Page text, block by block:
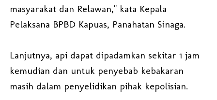
masyarakat dan Relawan," kata Kepala
Pelaksana BPBD Kapuas, Panahatan Sinaga.
Lanjutnya, api dapat dipadamkan sekitar 1 jam
kemudian dan untuk penyebab kebakaran
masih dalam penyelidikan pihak kepolisian.